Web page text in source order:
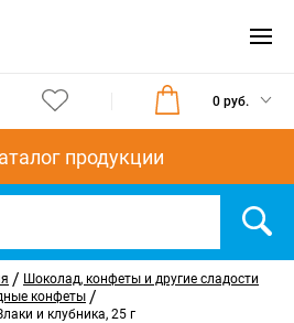
0 руб.
продукции
/ Шоколад, конфеты и другие сладости
конфеты /
и клубника, 25 г